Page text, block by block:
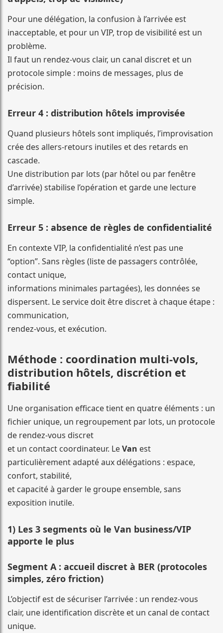
Pour une délégation, la confusion à l’arrivée est
inacceptable, et pour un VIP, trop de visibilité est un
problème.
Il faut un rendez-vous clair, un canal discret et un
protocole simple : moins de messages, plus de
précision.
Erreur 4 : distribution hôtels improvisée
Quand plusieurs hôtels sont impliqués, l’improvisation
crée des allers-retours inutiles et des retards en
cascade.
Une distribution par lots (par hôtel ou par fenêtre
d’arrivée) stabilise l’opération et garde une lecture
simple.
Erreur 5 : absence de règles de confidentialité
En contexte VIP, la confidentialité n’est pas une
“option”. Sans règles (liste de passagers contrôlée,
contact unique,
informations minimales partagées), les données se
dispersent. Le service doit être discret à chaque étape :
communication,
rendez-vous, et exécution.
Méthode : coordination multi-vols,
distribution hôtels, discrétion et
fiabilité
Une organisation efficace tient en quatre éléments : un
fichier unique, un regroupement par lots, un protocole
de rendez-vous discret
et un contact coordinateur. LeVan est
particulièrement adapté aux délégations : espace,
confort, stabilité,
et capacité à garder le groupe ensemble, sans
exposition inutile.
1) Les 3 segments où le Van business/VIP
apporte le plus
Segment A : accueil discret à BER (protocoles
simples, zéro friction)
L’objectif est de sécuriser l’arrivée : un rendez-vous
clair, une identification discrète et un canal de contact
unique.